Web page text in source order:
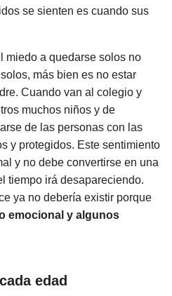
se sienten es cuando sus
miedo a quedarse solos no
más bien es no estar
Cuando van al colegio y
muchos niños y de
de las personas con las
y protegidos. Este sentimiento
y no debe convertirse en una
tiempo irá desapareciendo.
ya no debería existir porque
emocional y algunos
edad